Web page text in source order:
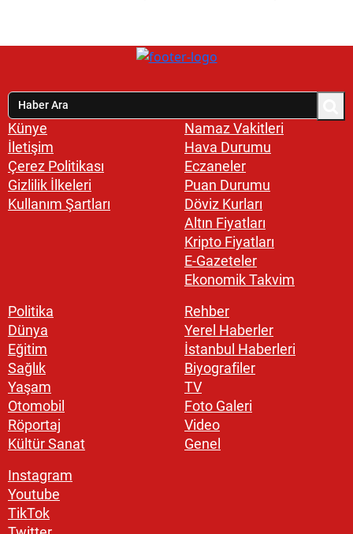
Künye
İletişim
Çerez Politikası
Gizlilik İlkeleri
Kullanım Şartları
Namaz Vakitleri
Hava Durumu
Eczaneler
Puan Durumu
Döviz Kurları
Altın Fiyatları
Kripto Fiyatları
E-Gazeteler
Ekonomik Takvim
Politika
Dünya
Eğitim
Sağlık
Yaşam
Otomobil
Röportaj
Kültür Sanat
Rehber
Yerel Haberler
İstanbul Haberleri
Biyografiler
TV
Foto Galeri
Video
Genel
Instagram
Youtube
TikTok